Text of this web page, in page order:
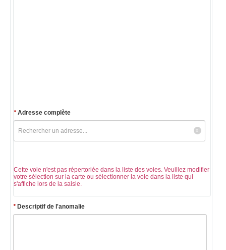
*Adresse complète
Cette voie n'est pas répertoriée dans la liste des voies. Veuillez modifier
votre sélection sur la carte ou sélectionner la voie dans la liste qui
s'affiche lors de la saisie.
*Descriptif de l'anomalie